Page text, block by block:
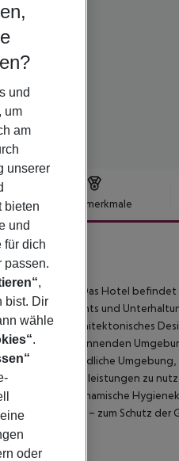
Hotelmerkmale
4
in Hamburg. Das Hotel
Restaurants und
architektonisches
in der entspannenden
eine friedliche Umgebung,
und Dienstleistungen zu
und dynamische
und zertifiziert – zum Schutz der
und
um
am
unserer
bieten
und
für dich
passen.
,
bist. Dir
wähle
.
oder